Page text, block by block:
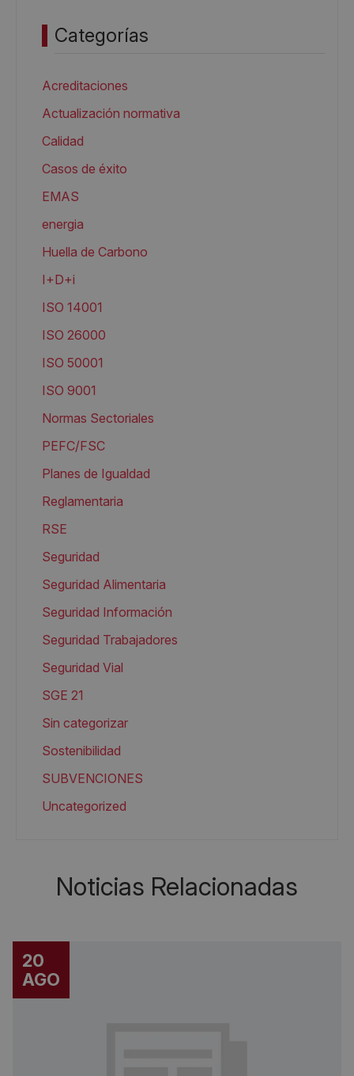
Categorías
Acreditaciones
Actualización normativa
Calidad
Casos de éxito
EMAS
energia
Huella de Carbono
I+D+i
ISO 14001
ISO 26000
ISO 50001
ISO 9001
Normas Sectoriales
PEFC/FSC
Planes de Igualdad
Reglamentaria
RSE
Seguridad
Seguridad Alimentaria
Seguridad Información
Seguridad Trabajadores
Seguridad Vial
SGE 21
Sin categorizar
Sostenibilidad
SUBVENCIONES
Uncategorized
Noticias Relacionadas
20
AGO